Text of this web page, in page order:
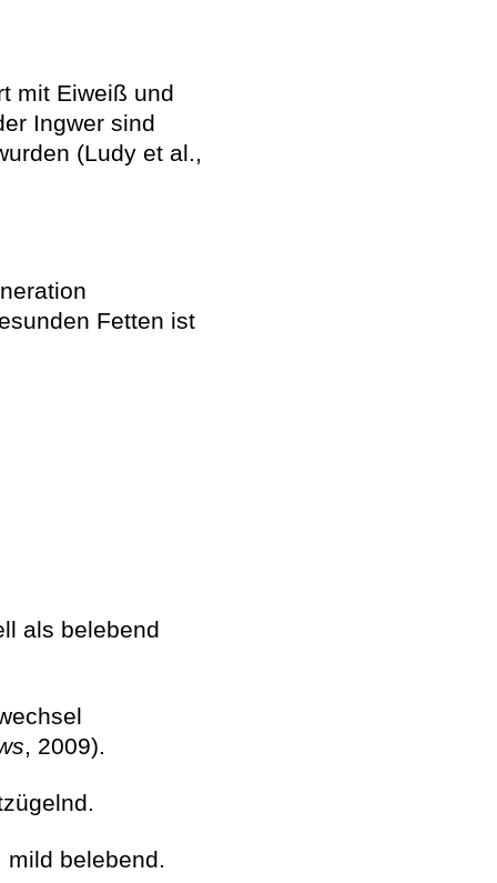
mit Eiweiß und
Ingwer sind
(Ludy et al.,
Fetten ist
als belebend
, 2009).
belebend.